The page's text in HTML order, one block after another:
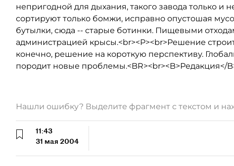
непригодной для дыхания, такого завода только и
сортируют только бомжи, исправно опустошая
бутылки, сюда -- старые ботинки. Пищевыми
администрацией крысы.<br><P><br>Решение
конечно, решение на короткую перспективу.
породит новые проблемы.<BR><br><B>Редакция</
Нашли ошибку? Выделите фрагмент с текстом и
11:43
31 мая 2004